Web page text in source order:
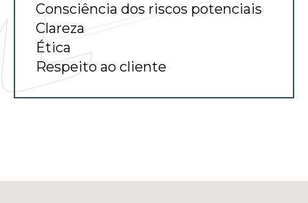
Consciência dos riscos potenciais
Clareza
Ética
Respeito ao cliente